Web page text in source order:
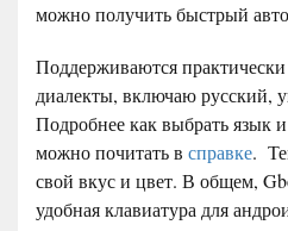
можно получить быстрый
Поддерживаются
диалекты, включаю русский,
Подробнее как выбрать язык
можно почитать в справке.
свой вкус и цвет. В общем,
удобная клавиатура для